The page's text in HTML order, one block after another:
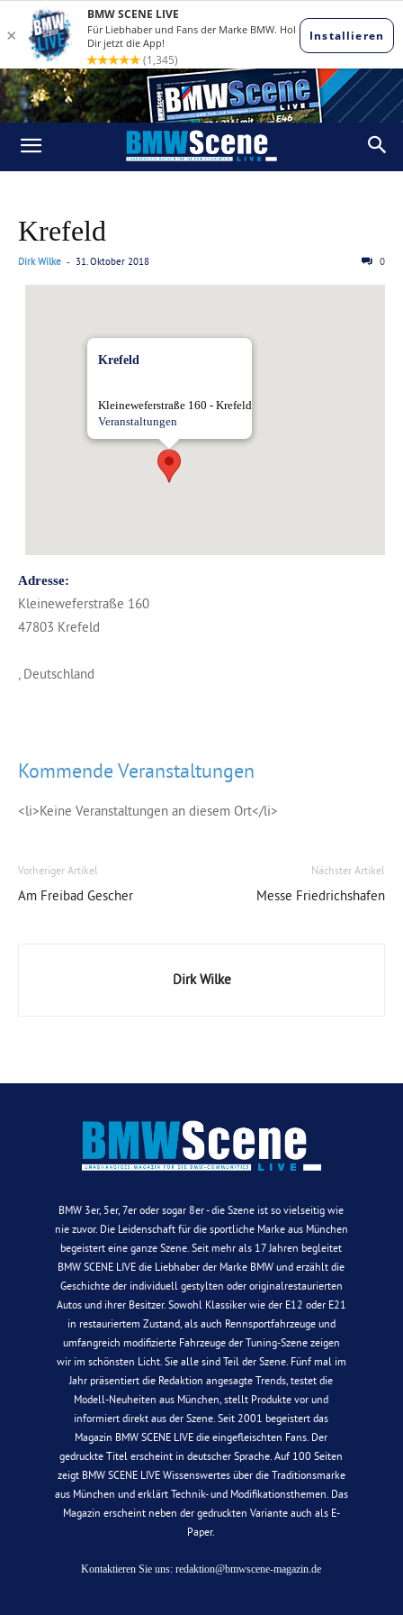
Krefeld
Dirk Wilke - 31. Oktober 2018 0
Krefeld
Kleineweferstraße 160 - Krefeld
Veranstaltungen
Adresse:
Kleineweferstraße 160
47803 Krefeld
, Deutschland
Kommende Veranstaltungen
<li>Keine Veranstaltungen an diesem Ort</li>
Vorheriger Artikel
Am Freibad Gescher
Nächster Artikel
Messe Friedrichshafen
Dirk Wilke
BMW 3er, 5er, 7er oder sogar 8er - die Szene ist so vielseitig wie
nie zuvor. Die Leidenschaft für die sportliche Marke aus München
begeistert eine ganze Szene. Seit mehr als 17 Jahren begleitet
BMW SCENE LIVE die Liebhaber der Marke BMW und erzählt die
Geschichte der individuell gestylten oder originalrestaurierten
Autos und ihrer Besitzer. Sowohl Klassiker wie der E12 oder E21
in restauriertem Zustand, als auch Rennsportfahrzeuge und
umfangreich modifizierte Fahrzeuge der Tuning-Szene zeigen
wir im schönsten Licht. Sie alle sind Teil der Szene. Fünf mal im
Jahr präsentiert die Redaktion angesagte Trends, testet die
Modell-Neuheiten aus München, stellt Produkte vor und
informiert direkt aus der Szene. Seit 2001 begeistert das
Magazin BMW SCENE LIVE die eingefleischten Fans. Der
gedruckte Titel erscheint in deutscher Sprache. Auf 100 Seiten
zeigt BMW SCENE LIVE Wissenswertes über die Traditionsmarke
aus München und erklärt Technik- und Modifikationsthemen. Das
Magazin erscheint neben der gedruckten Variante auch als E-
Paper.
Kontaktieren Sie uns:redaktion@bmwscene-magazin.de